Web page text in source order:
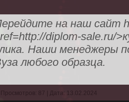
на наш сайт
diplom-sale.ru/
Наши менеджеры
любого образца.
87 | Дата: 13.02.2024